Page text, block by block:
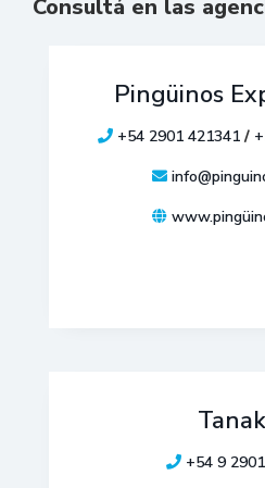
Consultá en las
Pingüinos
+54 2901 421341/
+54 9